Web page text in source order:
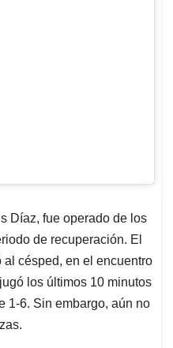
Díaz, fue operado de los
de recuperación. El
césped, en el encuentro
los últimos 10 minutos
1-6. Sin embargo, aún no